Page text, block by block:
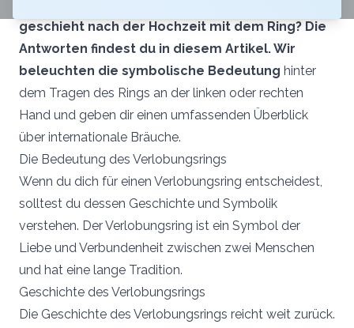
geschieht nach der Hochzeit mit dem Ring? Die
Antworten findest du in diesem Artikel. Wir
beleuchten die symbolische Bedeutung hinter
dem Tragen des Rings an der linken oder rechten
Hand und geben dir einen umfassenden Überblick
über internationale Bräuche.
Die Bedeutung des Verlobungsrings
Wenn du dich für einen Verlobungsring entscheidest,
solltest du dessen Geschichte und Symbolik
verstehen. Der Verlobungsring ist ein Symbol der
Liebe und Verbundenheit zwischen zwei Menschen
und hat eine lange Tradition.
Geschichte des Verlobungsrings
Die Geschichte des Verlobungsrings reicht weit zurück.